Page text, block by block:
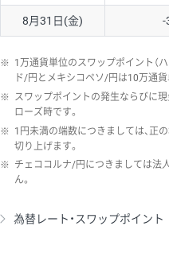
8月31日(金) -
※ 1万通貨単位のスワップポイント（
ド/円とメキシコペソ/円は10万通貨
※ スワップポイントの発生ならびに
ローズ時です。
※ 1円未満の端数につきましては、正
切り上げます。
※ チェココルナ/円につきましては法
ん。
為替レート・スワップポイント